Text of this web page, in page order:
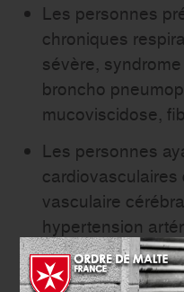
Les personnes
chroniques
sévère,
broncho
mucoviscidose,
Les personnes
cardiovasculaires
vasculaire
hypertension
complications
et cardiaques),